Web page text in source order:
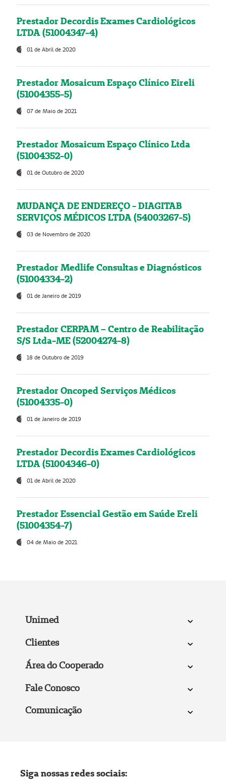
Prestador Decordis Exames Cardiológicos
LTDA (51004347-4)
01 de Abril de 2020
Prestador Mosaicum Espaço Clínico Eireli
(51004355-5)
07 de Maio de 2021
Prestador Mosaicum Espaço Clínico Ltda
(51004352-0)
01 de Outubro de 2020
MUDANÇA DE ENDEREÇO - DIAGITAB
SERVIÇOS MÉDICOS LTDA (54003267-5)
03 de Novembro de 2020
Prestador Medlife Consultas e Diagnósticos
(51004334-2)
01 de Janeiro de 2019
Prestador CERPAM – Centro de Reabilitação
S/S Ltda-ME (52004274-8)
18 de Outubro de 2019
Prestador Oncoped Serviços Médicos
(51004335-0)
01 de Janeiro de 2019
Prestador Decordis Exames Cardiológicos
LTDA (51004346-0)
01 de Abril de 2020
Prestador Essencial Gestão em Saúde Ereli
(51004354-7)
04 de Maio de 2021
Unimed
Clientes
Área do Cooperado
Fale Conosco
Comunicação
Siga nossas redes sociais: